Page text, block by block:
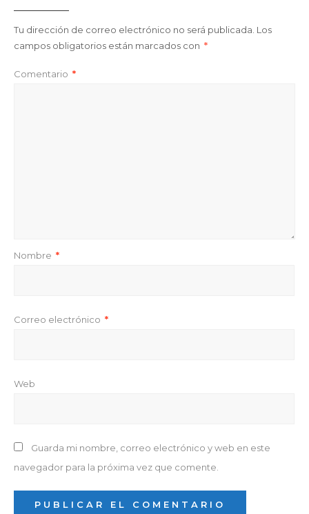
Tu dirección de correo electrónico no será publicada. Los
campos obligatorios están marcados con *
Comentario *
Nombre *
Correo electrónico *
Web
Guarda mi nombre, correo electrónico y web en este
navegador para la próxima vez que comente.